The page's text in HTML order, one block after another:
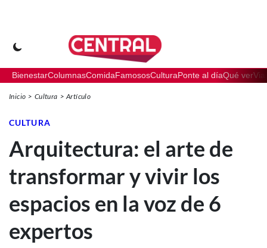
BienestarColumnasComidaFamososCulturaPonte al díaQué ver
Inicio Cultura Artículo
CULTURA
Arquitectura: el arte de
transformar y vivir los
espacios en la voz de 6
expertos